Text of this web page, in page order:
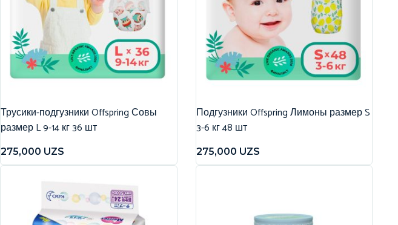
Трусики-подгузники Offspring Совы
размер L 9-14 кг 36 шт
275,000 UZS
Подгузники Offspring Лимоны размер S
3-6 кг 48 шт
275,000 UZS